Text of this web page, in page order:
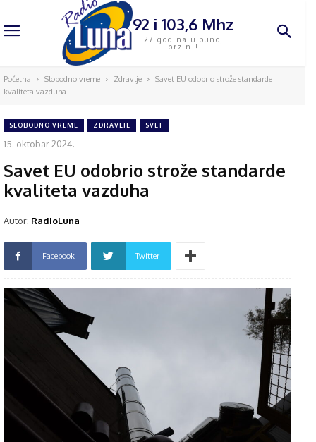
92 i 103,6 Mhz
27 godina u punoj
brzini!
Početna Slobodno vreme Zdravlje
Savet EU odobrio strože standarde
kvaliteta vazduha
SLOBODNO VREME ZDRAVLJE SVET
15. oktobar 2024.
Savet EU odobrio strože standarde
kvaliteta vazduha
Autor: RadioLuna
Facebook Twitter